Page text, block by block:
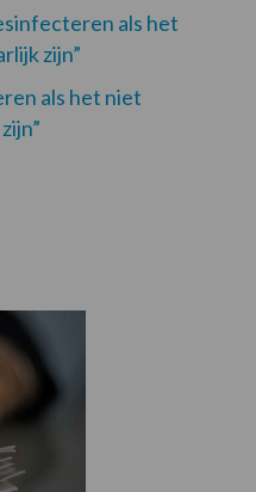
als het
zijn”
als het niet